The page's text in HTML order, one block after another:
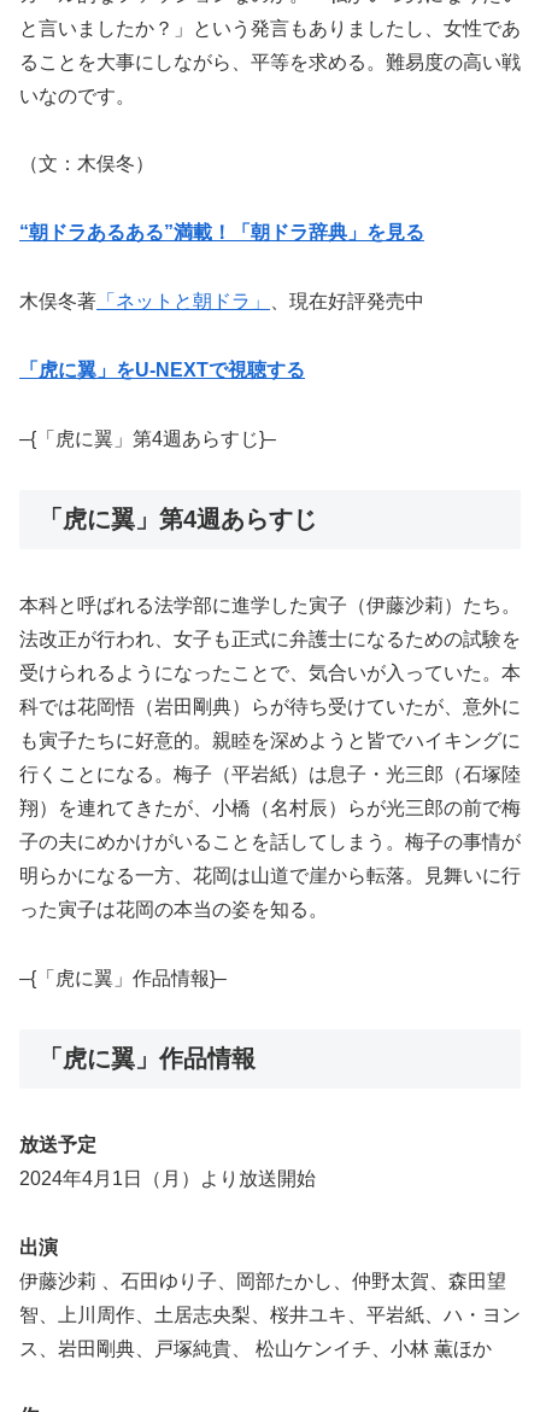
と言いましたか？」という発言もありましたし、女性であ
ることを大事にしながら、平等を求める。難易度の高い戦
いなのです。
（文：木俣冬）
“朝ドラあるある”満載！「朝ドラ辞典」を見る
木俣冬著 「ネットと朝ドラ」 、現在好評発売中
「虎に翼」をU-NEXTで視聴する
–{「虎に翼」第4週あらすじ}–
「虎に翼」第4週あらすじ
本科と呼ばれる法学部に進学した寅子（伊藤沙莉）たち。
法改正が行われ、女子も正式に弁護士になるための試験を
受けられるようになったことで、気合いが入っていた。本
科では花岡悟（岩田剛典）らが待ち受けていたが、意外に
も寅子たちに好意的。親睦を深めようと皆でハイキングに
行くことになる。梅子（平岩紙）は息子・光三郎（石塚陸
翔）を連れてきたが、小橋（名村辰）らが光三郎の前で梅
子の夫にめかけがいることを話してしまう。梅子の事情が
明らかになる一方、花岡は山道で崖から転落。見舞いに行
った寅子は花岡の本当の姿を知る。
–{「虎に翼」作品情報}–
「虎に翼」作品情報
放送予定
2024年4月1日（月）より放送開始
出演
伊藤沙莉 、石田ゆり子、岡部たかし、仲野太賀、森田望
智、上川周作、土居志央梨、桜井ユキ、平岩紙、ハ・ヨン
ス、岩田剛典、戸塚純貴、 松山ケンイチ、小林 薫ほか